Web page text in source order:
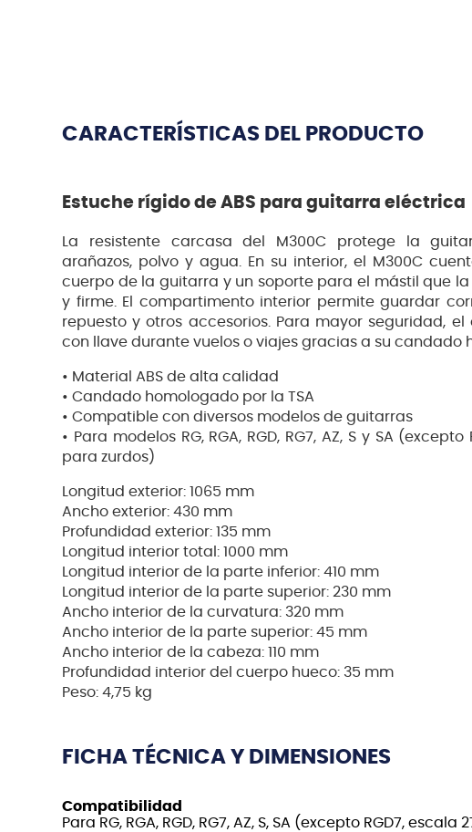
CARACTERÍSTICAS DEL PRODUCTO
Estuche rígido de ABS para guitarra eléctrica
La resistente carcasa del M300C protege la
arañazos, polvo y agua. En su interior, el M300C
cuerpo de la guitarra y un soporte para el mástil que
y firme. El compartimento interior permite guardar
repuesto y otros accesorios. Para mayor seguridad,
con llave durante vuelos o viajes gracias a su candado
• Material ABS de alta calidad
• Candado homologado por la TSA
• Compatible con diversos modelos de guitarras
• Para modelos RG, RGA, RGD, RG7, AZ, S y SA
para zurdos)
Longitud exterior: 1065 mm
Ancho exterior: 430 mm
Profundidad exterior: 135 mm
Longitud interior total: 1000 mm
Longitud interior de la parte inferior: 410 mm
Longitud interior de la parte superior: 230 mm
Ancho interior de la curvatura: 320 mm
Ancho interior de la parte superior: 45 mm
Ancho interior de la cabeza: 110 mm
Profundidad interior del cuerpo hueco: 35 mm
Peso: 4,75 kg
FICHA TÉCNICA Y DIMENSIONES
Compatibilidad
Para RG, RGA, RGD, RG7, AZ, S, SA (excepto RGD7,